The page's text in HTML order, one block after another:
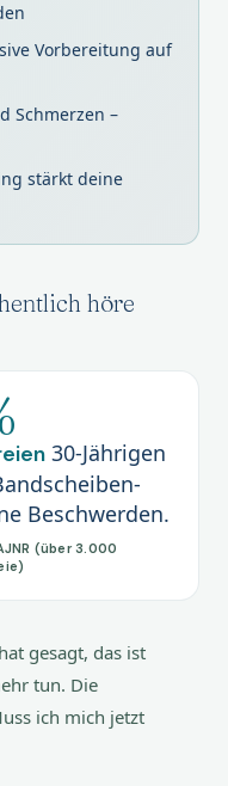
Vorbereitung auf
Schmerzen –
stärkt deine
höre
30-Jährigen
Beschwerden.
(über 3.000
gesagt, das ist
tun. Die
ich mich jetzt